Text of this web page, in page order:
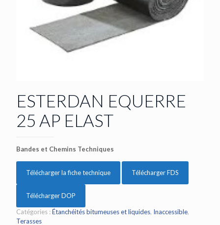
ESTERDAN EQUERRE
25 AP ELAST
Bandes et Chemins Techniques
Télécharger la fiche technique Télécharger FDS
Télécharger DOP
Catégories :Étanchéités bitumeuses et liquides, Inaccessible,
Terasses